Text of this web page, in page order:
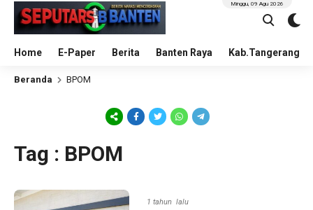
Home E-Paper Berita Banten Raya Kab.Tangerang
Minggu, 09 Agu 2026
Beranda BPOM
Tag : BPOM
1 tahun lalu